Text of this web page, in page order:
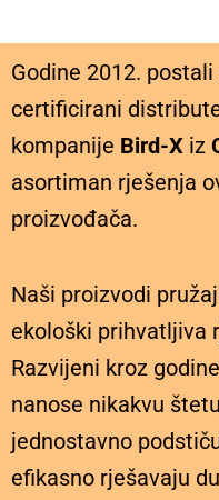
Godine 2012.
certificirani
kompanije Bird-X iz
asortiman rješenja
proizvođača.
Naši proizvodi
ekološki prihvatljiva
Razvijeni kroz
nanose nikakvu
jednostavno
efikasno rješavaju